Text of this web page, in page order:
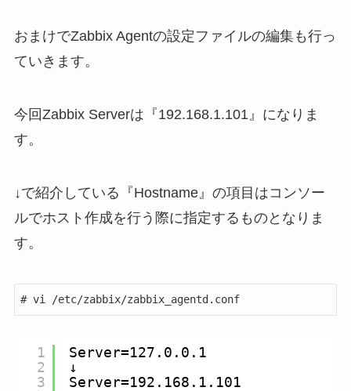
おまけでZabbix Agentの設定ファイルの編集も行っ
ていきます。
今回Zabbix Serverは『192.168.1.101』になりま
す。
↓で紹介している『Hostname』の項目はコンソー
ルでホスト作成を行う際に指定するものとなりま
す。
# vi /etc/zabbix/zabbix_agentd.conf
1
2
3
Server=127.0.0.1
↓
Server=192.168.1.101